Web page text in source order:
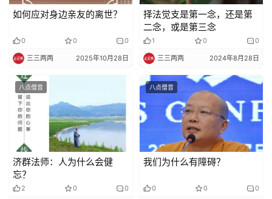
佛
艺
术
政
策
法
规
免
责
声
如何应对身边亲友的离世？
0 0 0
三三两两 2025年10月28日
择法觉支是第一念，还是第
二念，或是第三念
1 0 0
三三两两 2024年8月28日
八点僧音
济群法师：人为什么会健
忘？
2 0 0
八点僧音
我们为什么有障碍？
0 0 0